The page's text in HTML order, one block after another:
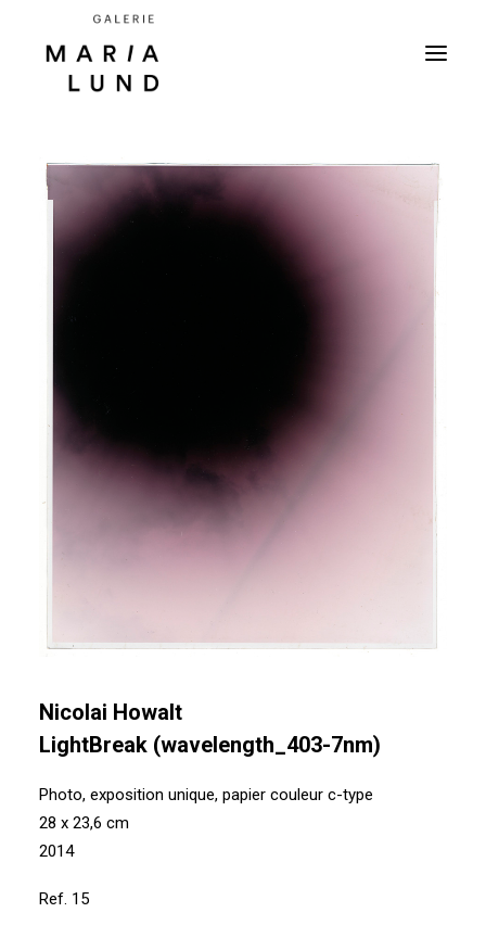
Nicolai Howalt
LightBreak (wavelength_403-7nm)
Photo, exposition unique, papier couleur c-type
28 x 23,6 cm
2014
Ref. 15